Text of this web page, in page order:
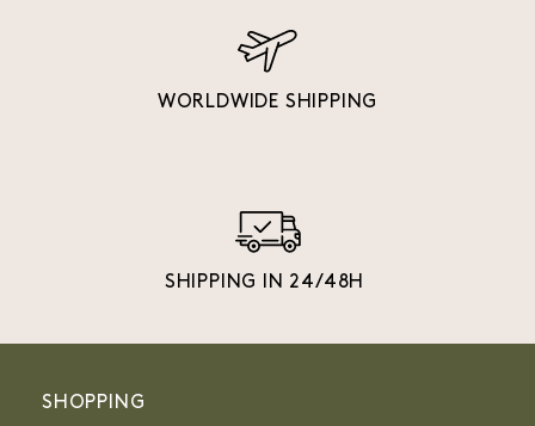
WORLDWIDE SHIPPING
SHIPPING IN 24/48H
SHOPPING